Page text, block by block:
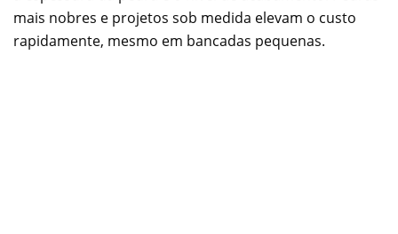
mais nobres e projetos sob medida elevam o custo
rapidamente, mesmo em bancadas pequenas.